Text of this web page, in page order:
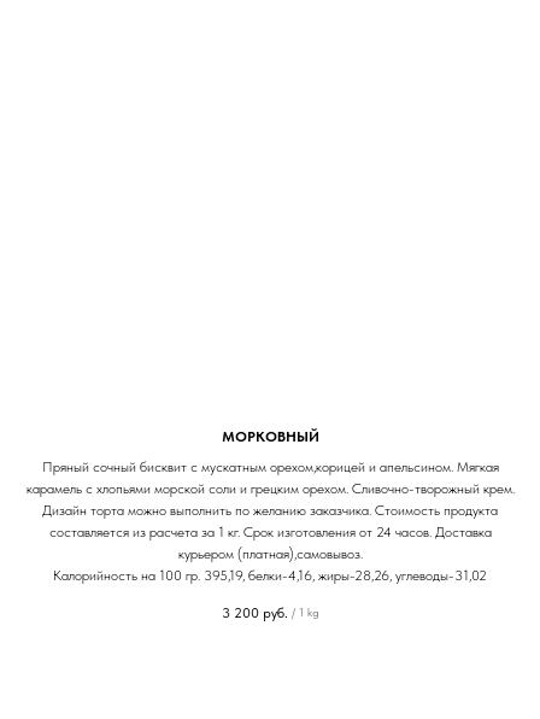
МОРКОВНЫЙ
Пряный сочный бисквит с мускатным орехом,корицей и апельсином. Мягкая
карамель с хлопьями морской соли и грецким орехом. Сливочно-творожный крем.
Дизайн торта можно выполнить по желанию заказчика. Стоимость продукта
составляется из расчета за 1 кг. Срок изготовления от 24 часов. Доставка
курьером (платная),самовывоз.
Калорийность на 100 гр. 395,19, белки-4,16, жиры-28,26, углеводы-31,02
3 200 руб. / 1 kg